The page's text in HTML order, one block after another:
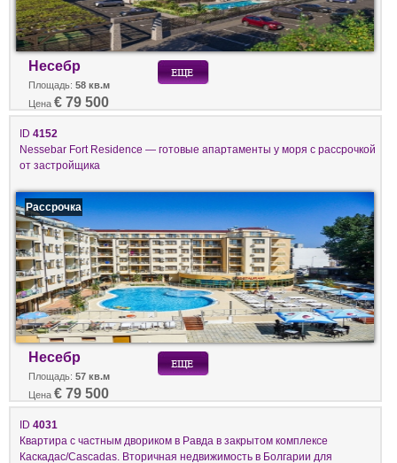
Несебр
Площадь: 58 кв.м
Цена € 79 500
ID 4152
Nessebar Fort Residence — готовые апартаменты у моря с рассрочкой
от застройщика
Рассрочка
Несебр
Площадь: 57 кв.м
Цена € 79 500
ID 4031
Квартира с частным двориком в Равда в закрытом комплексе
Каскадас/Cascadas. Вторичная недвижимость в Болгарии для